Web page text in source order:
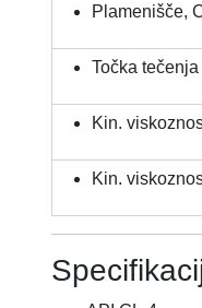
Plamenišče,
Točka tečenja
Kin.
Kin.